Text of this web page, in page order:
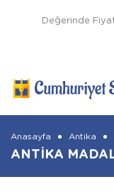
Değerinde
Anasayfa Antika
ANTIKA